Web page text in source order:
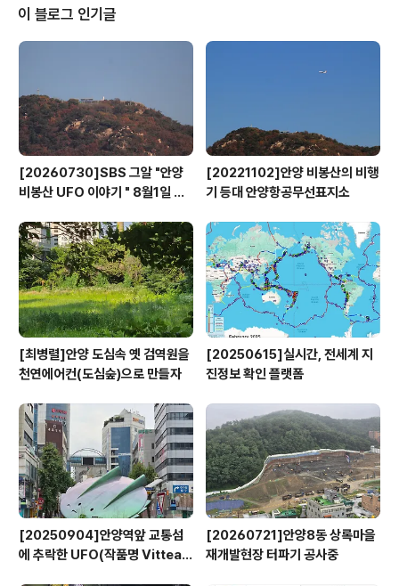
한 이야기https://ngoanyang.or.kr/9573 [2024101
7]안양 귀인동의 작은 문화공간 아트포랩>https://ngoa
nyang.or.kr/9572 [20241012]아트포랩 기록전_아주
이 블로그 인기글
[20260730]SBS 그알 "안양
비봉산 UFO 이야기 " 8월1일 방
[20221102]안양 비봉산의 비행
기 등대 안양항공무선표지소
[최병렬]안양 도심속 옛 검역원을
천연에어컨(도심숲)으로 만들자
[20250615]실시간, 전세계 지
진정보 확인 플랫폼
[20250904]안양역앞 교통섬
에 추락한 UFO(작품명 Vitteau
[20260721]안양8동 상록마을
재개발현장 터파기 공사중